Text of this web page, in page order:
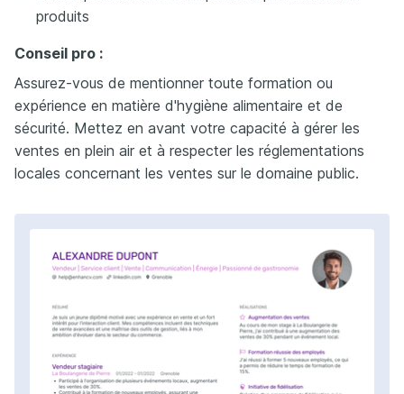
produits
Conseil pro :
Assurez-vous de mentionner toute formation ou
expérience en matière d'hygiène alimentaire et de
sécurité. Mettez en avant votre capacité à gérer les
ventes en plein air et à respecter les réglementations
locales concernant les ventes sur le domaine public.